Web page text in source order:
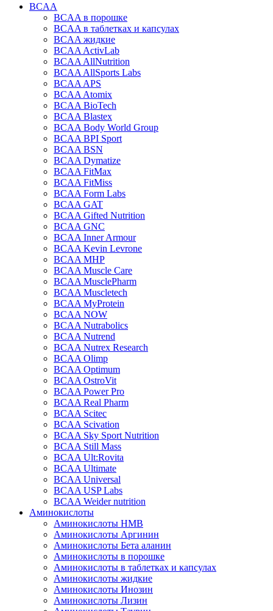
BCAA
BCAA в порошке
BCAA в таблетках и капсулах
BCAA жидкие
BCAA ActivLab
BCAA AllNutrition
BCAA AllSports Labs
BCAA APS
BCAA Atomix
BCAA BioTech
BCAA Blastex
BCAA Body World Group
BCAA BPI Sport
BCAA BSN
BCAA Dymatize
BCAA FitMax
BCAA FitMiss
BCAA Form Labs
BCAA GAT
BCAA Gifted Nutrition
BCAA GNC
BCAA Inner Armour
BCAA Kevin Levrone
BCAA MHP
BCAA Muscle Care
BCAA MusclePharm
BCAA Muscletech
BCAA MyProtein
BCAA NOW
BCAA Nutrabolics
BCAA Nutrend
BCAA Nutrex Research
BCAA Olimp
BCAA Optimum
BCAA OstroVit
BCAA Power Pro
BCAA Real Pharm
BCAA Scitec
BCAA Scivation
BCAA Sky Sport Nutrition
BCAA Still Mass
BCAA Ult:Rovita
BCAA Ultimate
BCAA Universal
BCAA USP Labs
BCAA Weider nutrition
Аминокислоты
Аминокислоты HMB
Аминокислоты Аргинин
Аминокислоты Бета аланин
Аминокислоты в порошке
Аминокислоты в таблетках и капсулах
Аминокислоты жидкие
Аминокислоты Инозин
Аминокислоты Лизин